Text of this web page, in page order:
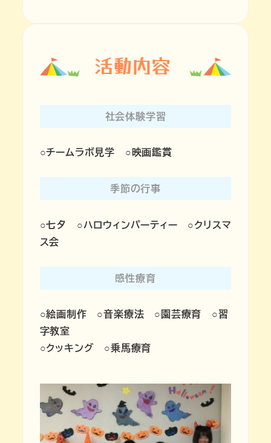
社会体験学習
○チームラボ見学 ○映画鑑賞
季節の行事
○七夕 ○ハロウィンパーティー ○クリスマ
ス会
感性療育
○絵画制作 ○音楽療法 ○園芸療育 ○習
字教室
○クッキング ○乗馬療育